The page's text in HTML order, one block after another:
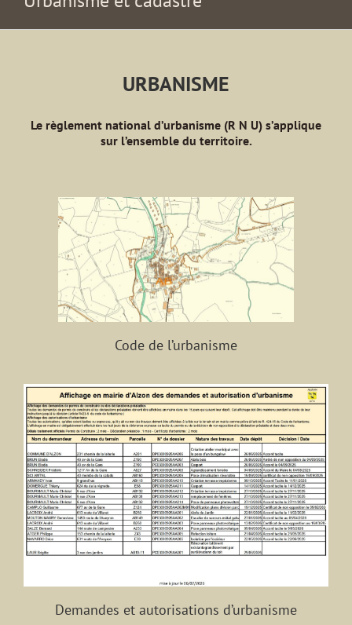
URBANISME
Le règlement national d’urbanisme (R N U) s’applique
sur l’ensemble du territoire.
Code de l’urbanisme
Demandes et autorisations d’urbanisme